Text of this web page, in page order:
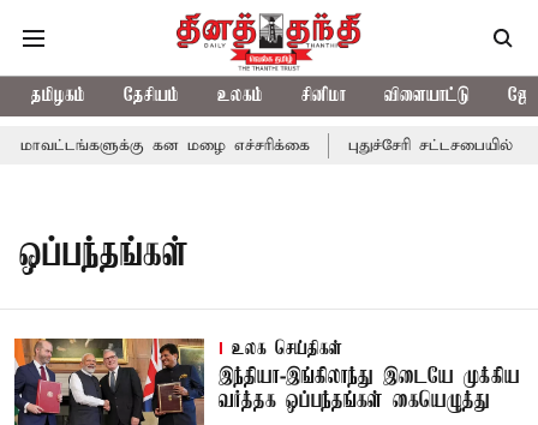
தமிழகம் தேசியம் உலகம் சினிமா விளையாட்டு
கன மழை எச்சரிக்கை புதுச்சேரி சட்டசபையில்
ஒப்பந்தங்கள்
உலக செய்திகள்
இந்தியா-இங்கிலாந்து இடையே முக்கிய
வர்த்தக ஒப்பந்தங்கள் கையெழுத்து